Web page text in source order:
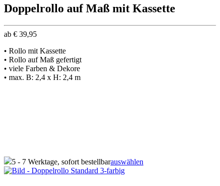
Doppelrollo auf Maß mit Kassette
ab € 39,95
• Rollo mit Kassette
• Rollo auf Maß gefertigt
• viele Farben & Dekore
• max. B: 2,4 x H: 2,4 m
5 - 7 Werktage, sofort bestellbarauswählen